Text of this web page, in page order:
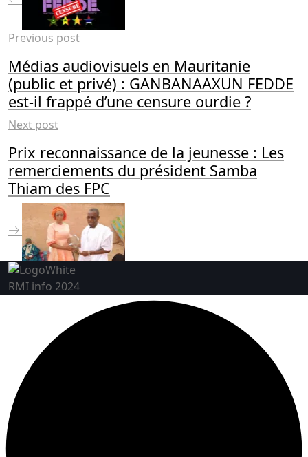
Previous post
Médias audiovisuels en Mauritanie
(public et privé) : GANBANAAXUN FEDDE
est-il frappé d’une censure ourdie ?
Next post
Prix reconnaissance de la jeunesse : Les
remerciements du président Samba
Thiam des FPC
RMI info 2024